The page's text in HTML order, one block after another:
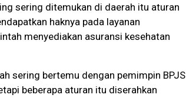
sering ditemukan di daerah itu aturan
haknya pada layanan
menyediakan asuransi kesehatan
sering bertemu dengan pemimpin BPJS
beberapa aturan itu diserahkan